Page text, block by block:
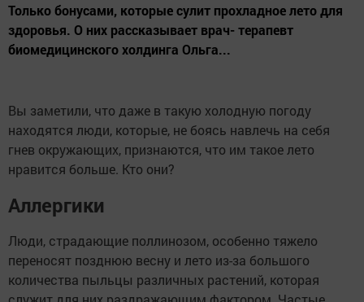
Только бонусами, которые сулит прохладное лето для
здоровья. О них рассказывает врач- терапевт
биомедицинского холдинга Ольга...
Вы заметили, что даже в такую холодную погоду
находятся люди, которые, не боясь навлечь на себя
гнев окружающих, признаются, что им такое лето
нравится больше. Кто они?
Аллергики
Люди, страдающие поллинозом, особенно тяжело
переносят позднюю весну и лето из-за большого
количества пыльцы различных растений, которая